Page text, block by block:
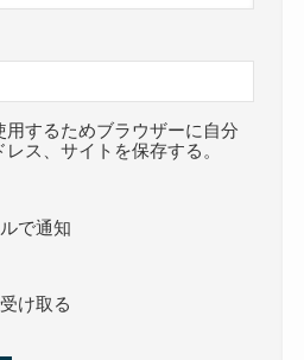
用するためブラウザーに自分
ス、サイトを保存する。
で通知
け取る